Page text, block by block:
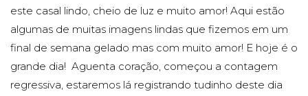
este casal lindo, cheio de luz e muito amor! Aqui estão
algumas de muitas imagens lindas que fizemos em um
final de semana gelado mas com muito amor! E hoje é o
grande dia! Aguenta coração, começou a contagem
regressiva, estaremos lá registrando tudinho deste dia